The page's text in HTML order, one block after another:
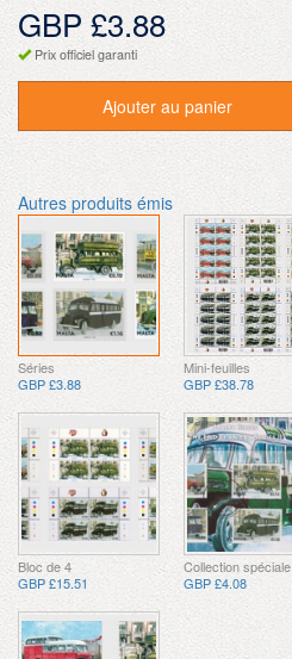
GBP £3.88
Prix officiel garanti
Ajouter au panier
Autres produits émis
Séries
GBP £3.88
Mini-feuilles
GBP £38.78
Bloc de 4
GBP £15.51
Collection spéciale
GBP £4.08